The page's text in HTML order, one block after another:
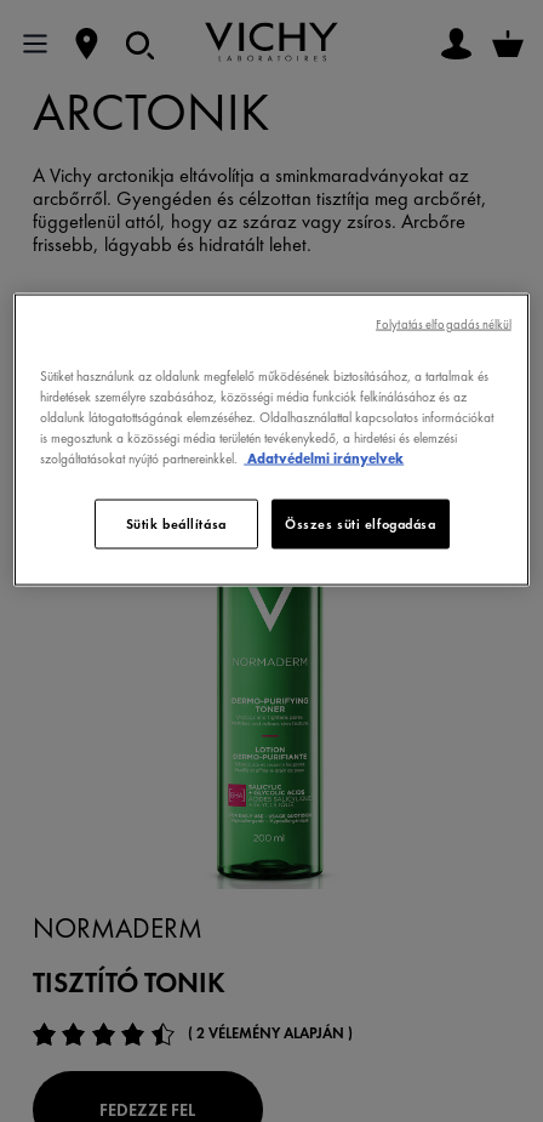
ARCTONIK
A Vichy arctonikja eltávolítja a sminkmaradványokat az
arcbőrről. Gyengéden és célzottan tisztítja meg arcbőrét,
függetlenül attól, hogy az száraz vagy zsíros. Arcbőre
frissebb, lágyabb és hidratált lehet.
NORMADERM
NORMADERM
TISZTÍTÓ TONIK
( 2 VÉLEMÉNY ALAPJÁN )
FEDEZZE FEL
Sütiket használunk az oldalunk megfelelő működésének biztosításához, a tartalmak és
hirdetések személyre szabásához, közösségi média funkciók felkínálásához és az
oldalunk látogatottságának elemzéséhez. Oldalhasználattal kapcsolatos információkat
is megosztunk a közösségi média területén tevékenykedő, a hirdetési és elemzési
szolgáltatásokat nyújtó partnereinkkel.
Adatvédelmi irányelvek
Sütik beállítása Összes süti elfogadása
Folytatás elfogadás nélkül